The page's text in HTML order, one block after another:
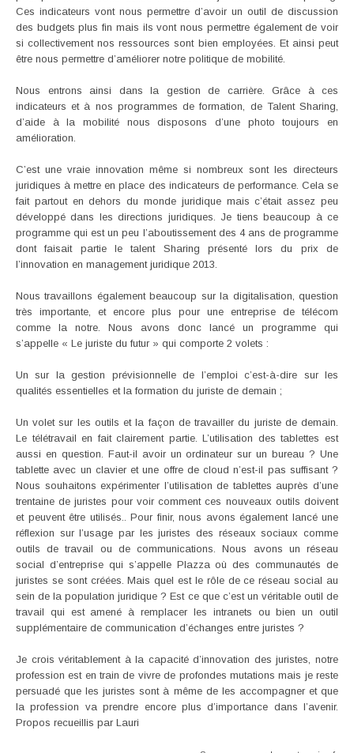
Ces indicateurs vont nous permettre d’avoir un outil de discussion
des budgets plus fin mais ils vont nous permettre également de voir
si collectivement nos ressources sont bien employées. Et ainsi peut
être nous permettre d’améliorer notre politique de mobilité.
Nous entrons ainsi dans la gestion de carrière. Grâce à ces
indicateurs et à nos programmes de formation, de Talent Sharing,
d’aide à la mobilité nous disposons d’une photo toujours en
amélioration.
C’est une vraie innovation même si nombreux sont les directeurs
juridiques à mettre en place des indicateurs de performance. Cela se
fait partout en dehors du monde juridique mais c’était assez peu
développé dans les directions juridiques. Je tiens beaucoup à ce
programme qui est un peu l’aboutissement des 4 ans de programme
dont faisait partie le talent Sharing présenté lors du prix de
l’innovation en management juridique 2013.
Nous travaillons également beaucoup sur la digitalisation, question
très importante, et encore plus pour une entreprise de télécom
comme la notre. Nous avons donc lancé un programme qui
s’appelle « Le juriste du futur » qui comporte 2 volets :
Un sur la gestion prévisionnelle de l’emploi c’est-à-dire sur les
qualités essentielles et la formation du juriste de demain ;
Un volet sur les outils et la façon de travailler du juriste de demain.
Le télétravail en fait clairement partie. L’utilisation des tablettes est
aussi en question. Faut-il avoir un ordinateur sur un bureau ? Une
tablette avec un clavier et une offre de cloud n’est-il pas suffisant ?
Nous souhaitons expérimenter l’utilisation de tablettes auprès d’une
trentaine de juristes pour voir comment ces nouveaux outils doivent
et peuvent être utilisés.. Pour finir, nous avons également lancé une
réflexion sur l’usage par les juristes des réseaux sociaux comme
outils de travail ou de communications. Nous avons un réseau
social d’entreprise qui s’appelle Plazza où des communautés de
juristes se sont créées. Mais quel est le rôle de ce réseau social au
sein de la population juridique ? Est ce que c’est un véritable outil de
travail qui est amené à remplacer les intranets ou bien un outil
supplémentaire de communication d’échanges entre juristes ?
Je crois véritablement à la capacité d’innovation des juristes, notre
profession est en train de vivre de profondes mutations mais je reste
persuadé que les juristes sont à même de les accompagner et que
la profession va prendre encore plus d’importance dans l’avenir.
Propos recueillis par Lauri